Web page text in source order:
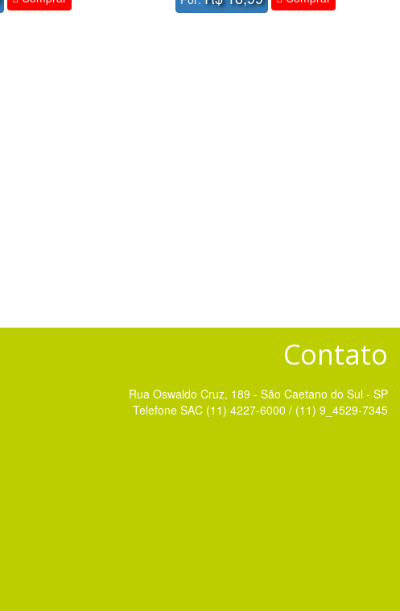
Contato
Rua Oswaldo Cruz, 189 - São Caetano do Sul - SP
Telefone SAC (11) 4227-6000 / (11) 9_4529-7345